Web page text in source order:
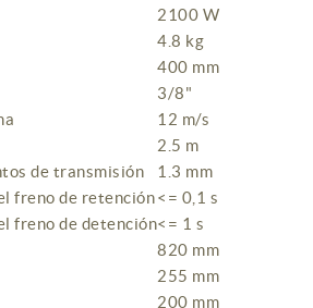
2100 W
4.8 kg
400 mm
3/8"
12 m/s
2.5 m
de transmisión
1.3 mm
freno de retención<= 0,1 s
freno de detención<= 1 s
820 mm
255 mm
200 mm